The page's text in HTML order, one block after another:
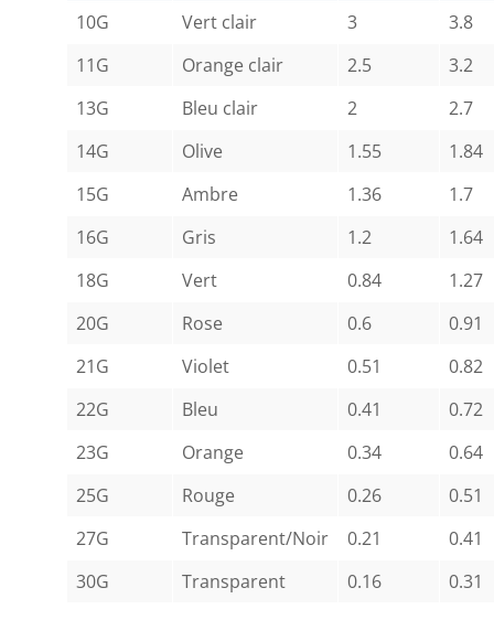
10G
Vert clair 3
3.8
11G
Orange clair 2.5
3.2
13G
Bleu clair 2
2.7
14G
Olive 1.55
1.84
15G
Ambre 1.36
1.7
16G
Gris 1.2
1.64
18G
Vert 0.84
1.27
20G
Rose 0.6
0.91
21G
Violet 0.51
0.82
22G
Bleu 0.41
0.72
23G
Orange 0.34
0.64
25G
Rouge 0.26
0.51
27G
Transparent/Noir 0.21
0.41
30G
Transparent 0.16 0.31